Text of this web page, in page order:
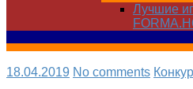
Лучшие
18.04.2019 No comments